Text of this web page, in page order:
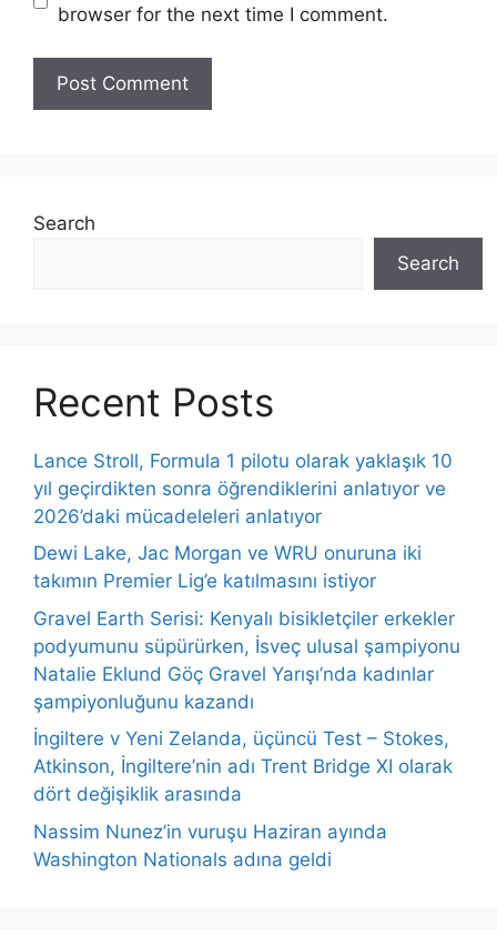
browser for the next time I comment.
Search
Search
Recent Posts
Lance Stroll, Formula 1 pilotu olarak yaklaşık 10
yıl geçirdikten sonra öğrendiklerini anlatıyor ve
2026’daki mücadeleleri anlatıyor
Dewi Lake, Jac Morgan ve WRU onuruna iki
takımın Premier Lig’e katılmasını istiyor
Gravel Earth Serisi: Kenyalı bisikletçiler erkekler
podyumunu süpürürken, İsveç ulusal şampiyonu
Natalie Eklund Göç Gravel Yarışı’nda kadınlar
şampiyonluğunu kazandı
İngiltere v Yeni Zelanda, üçüncü Test – Stokes,
Atkinson, İngiltere’nin adı Trent Bridge XI olarak
dört değişiklik arasında
Nassim Nunez’in vuruşu Haziran ayında
Washington Nationals adına geldi